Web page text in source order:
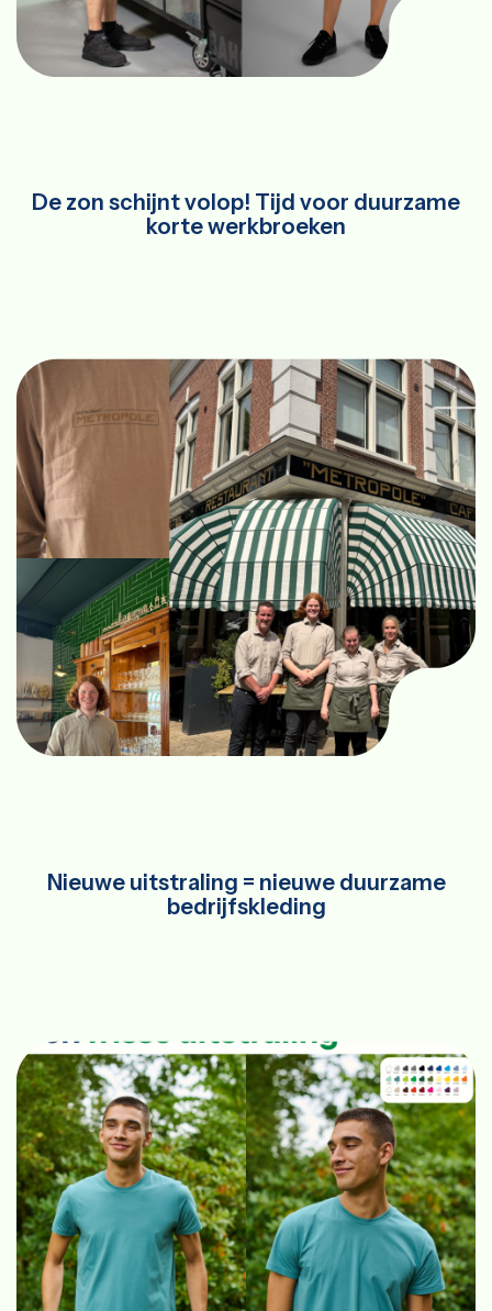
De zon schijnt volop! Tijd voor duurzame
korte werkbroeken
Nieuwe uitstraling = nieuwe duurzame
bedrijfskleding